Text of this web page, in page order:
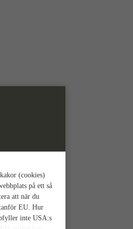
(cookies)
på ett så
att när du
EU. Hur
inte USA:s